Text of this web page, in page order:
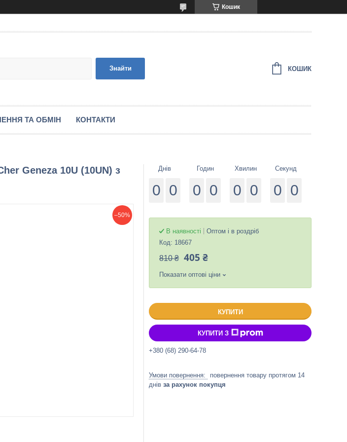
Кошик
Знайти КОШИК
ТА ОБМІН КОНТАКТИ
Geneza 10U (10UN) з
–50%
Днів
0 0
Годин
0 0
Хвилин
0 0
Секунд
0 0
В наявності
Оптом і в роздріб
Код: 18667
810 ₴ 405 ₴
Показати оптові ціни
КУПИТИ
КУПИТИ З
+380 (68) 290-64-78
повернення товару протягом 14
днів за рахунок покупця